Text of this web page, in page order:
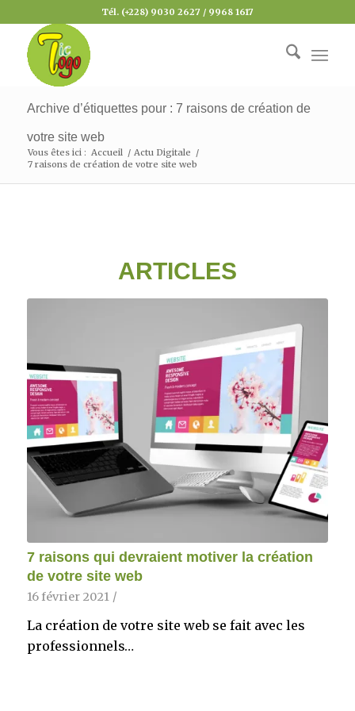
Tél. (+228) 9030 2627 / 9968 1617
Archive d’étiquettes pour : 7 raisons de création de
votre site web
Vous êtes ici : Accueil / Actu Digitale /
7 raisons de création de votre site web
ARTICLES
7 raisons qui devraient motiver la création
de votre site web
16 février 2021 /
La création de votre site web se fait avec les
professionnels…